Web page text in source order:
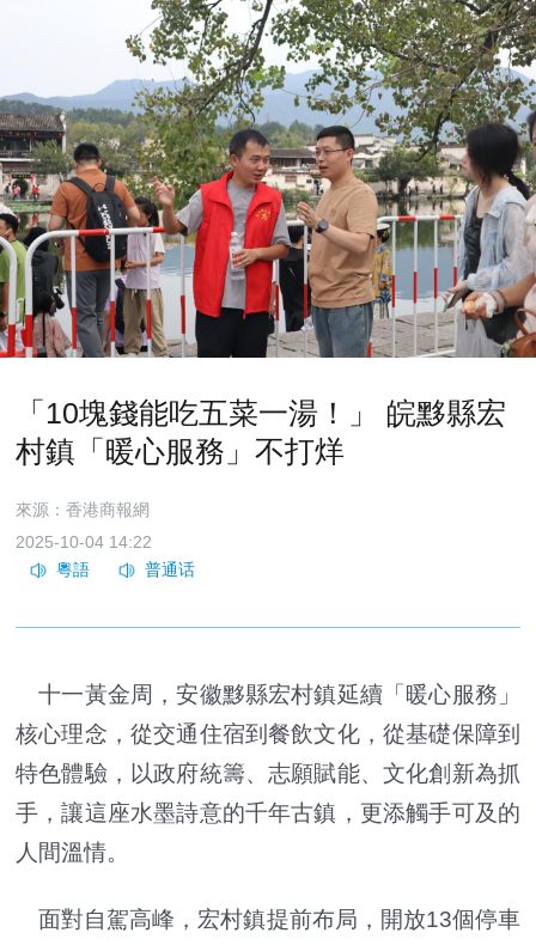
「10塊錢能吃五菜一湯！」 皖黟縣宏
村鎮「暖心服務」不打烊
來源：香港商報網
2025-10-04 14:22
十一黃金周，安徽黟縣宏村鎮延續「暖心服務」
核心理念，從交通住宿到餐飲文化，從基礎保障到
特色體驗，以政府統籌、志願賦能、文化創新為抓
手，讓這座水墨詩意的千年古鎮，更添觸手可及的
人間溫情。
面對自駕高峰，宏村鎮提前布局，開放13個停車